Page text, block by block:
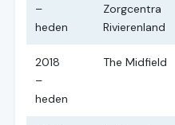
–
heden
Zorgcentra
Rivierenland
2018
–
heden
The Midfield